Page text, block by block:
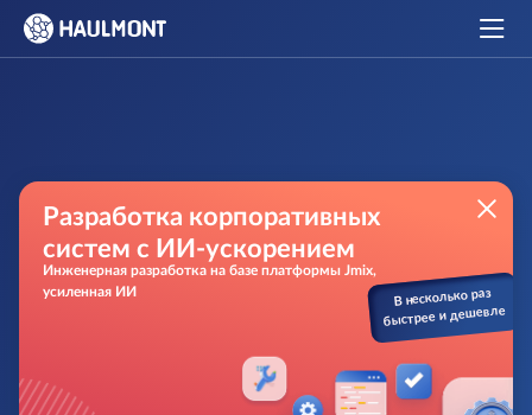
В несколько раз
быстрее и дешевле
Разработка корпоративных
систем с ИИ-ускорением
Инженерная разработка на базе платформы Jmix,
усиленная ИИ